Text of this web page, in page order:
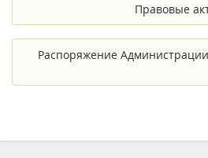
Правовые
Распоряжение